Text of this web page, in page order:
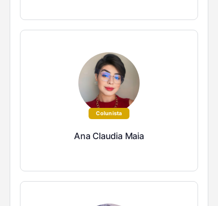
Colunista
Ana Claudia Maia